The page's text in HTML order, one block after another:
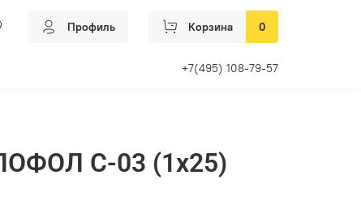
Профиль Корзина 0
+7(495) 108-79-57
С-03 (1х25)